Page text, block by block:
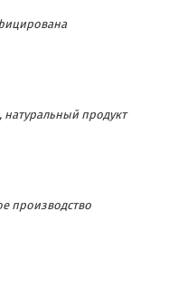
натуральный продукт
производство